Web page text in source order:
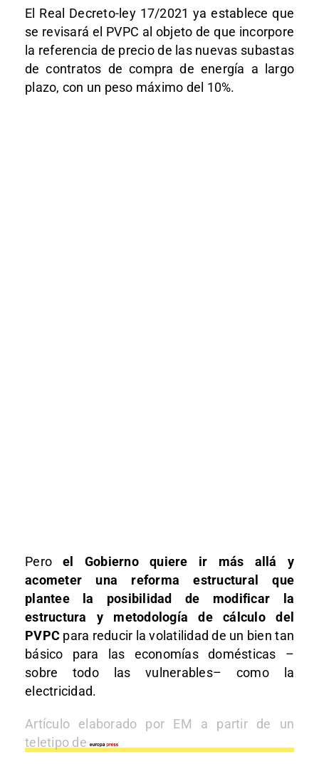
El Real Decreto-ley 17/2021 ya establece que
se revisará el PVPC al objeto de que incorpore
la referencia de precio de las nuevas subastas
de contratos de compra de energía a largo
plazo, con un peso máximo del 10%.
Peroel Gobierno quiere ir más allá y
acometer una reforma estructural que
plantee la posibilidad de modificar la
estructura y metodología de cálculo del
PVPC para reducir la volatilidad de un bien tan
básico para las economías domésticas –
sobre todo las vulnerables– como la
electricidad.
Artículo elaborado por EM a partir de un
teletipo de